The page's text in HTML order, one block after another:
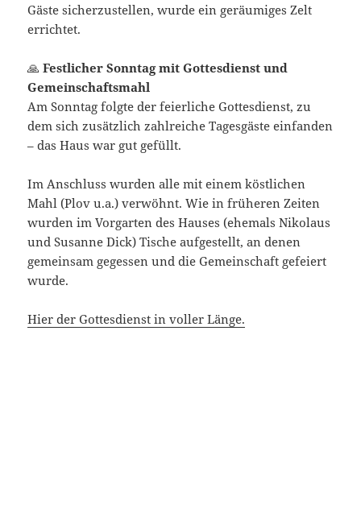
Gäste sicherzustellen, wurde ein geräumiges Zelt
errichtet.
🙏Festlicher Sonntag mit Gottesdienst und
Gemeinschaftsmahl
Am Sonntag folgte der feierliche Gottesdienst, zu
dem sich zusätzlich zahlreiche Tagesgäste einfanden
– das Haus war gut gefüllt.
Im Anschluss wurden alle mit einem köstlichen
Mahl (Plov u.a.) verwöhnt. Wie in früheren Zeiten
wurden im Vorgarten des Hauses (ehemals Nikolaus
und Susanne Dick) Tische aufgestellt, an denen
gemeinsam gegessen und die Gemeinschaft gefeiert
wurde.
Hier der Gottesdienst in voller Länge.